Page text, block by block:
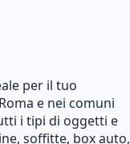
per il tuo
e nei comuni
i tipi di oggetti e
soffitte, box auto,